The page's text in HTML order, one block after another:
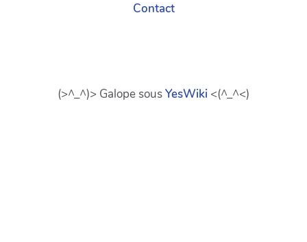
Contact
(>^_^)> Galope sousYesWiki <(^_^<)